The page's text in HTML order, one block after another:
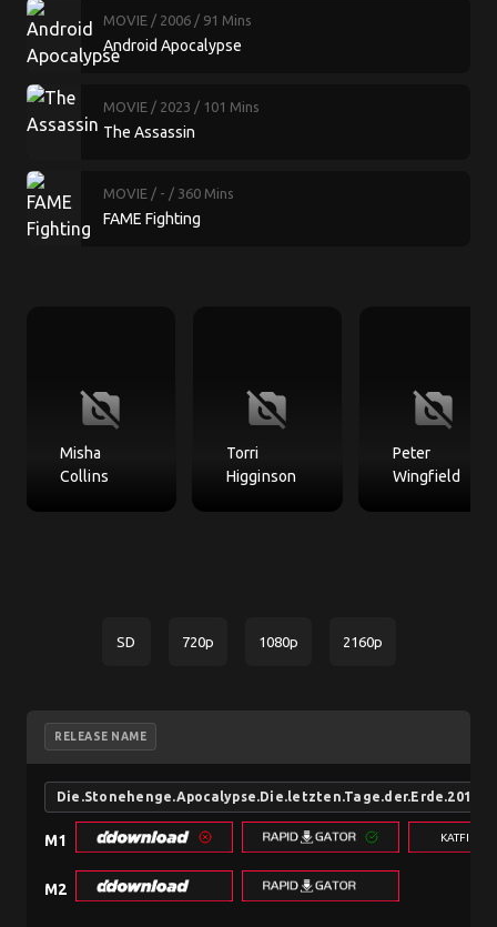
MOVIE / 2006 / 91 Mins
Android Apocalypse
MOVIE / 2023 / 101 Mins
The Assassin
MOVIE / - / 360 Mins
FAME Fighting
no_photography
Misha
Collins
no_photography
Torri
Higginson
no_photography
Peter
Wingfield
SD 720p 1080p 2160p
RELEASE NAME
M1
M2